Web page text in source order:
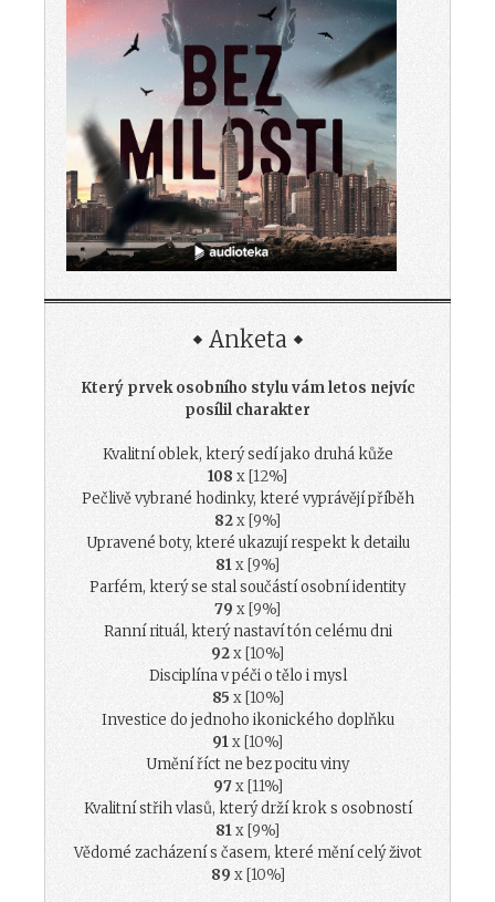
Anketa
Který prvek osobního stylu vám letos nejvíc
posílil charakter
Kvalitní oblek, který sedí jako druhá kůže
108 x [12%]
Pečlivě vybrané hodinky, které vyprávějí příběh
82x [9%]
Upravené boty, které ukazují respekt k detailu
81x [9%]
Parfém, který se stal součástí osobní identity
79 x [9%]
Ranní rituál, který nastaví tón celému dni
92x [10%]
Disciplína v péči o tělo i mysl
85 x [10%]
Investice do jednoho ikonického doplňku
91x [10%]
Umění říct ne bez pocitu viny
97x [11%]
Kvalitní střih vlasů, který drží krok s osobností
81x [9%]
Vědomé zacházení s časem, které mění celý život
89 x [10%]